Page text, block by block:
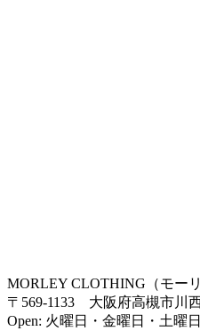
MORLEY CLOTHING（モー
〒569-1133 大阪府高槻市川
Open: 火曜日・金曜日・土曜